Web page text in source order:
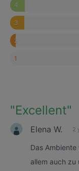
4
3
2
1
"Excellent"
Elena W. 2
Das
allem auch zu